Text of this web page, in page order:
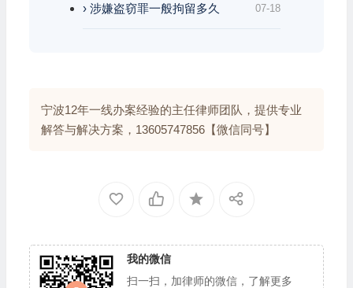
› 涉嫌盗窃罪一般拘留多久 07-18
宁波12年一线办案经验的主任律师团队，提供专业
解答与解决方案，13605747856【微信同号】
我的微信
扫一扫，加律师的微信，了解更多